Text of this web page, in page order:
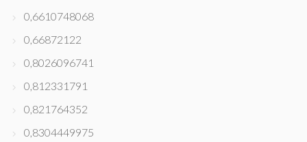
0,6610748068
0,66872122
0,8026096741
0,812331791
0,821764352
0,8304449975